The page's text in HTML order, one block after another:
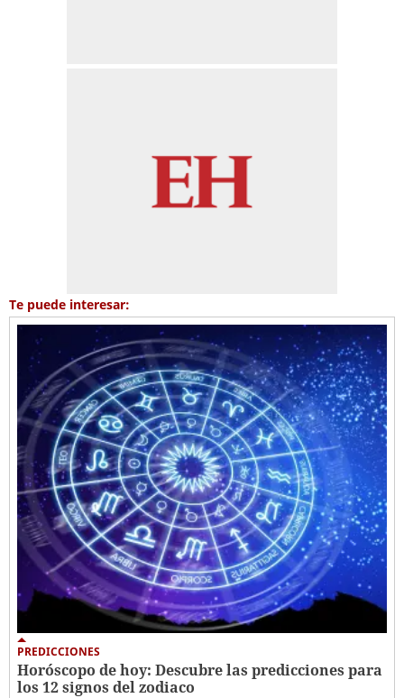
Te puede interesar:
PREDICCIONES
Horóscopo de hoy: Descubre las predicciones para
los 12 signos del zodiaco